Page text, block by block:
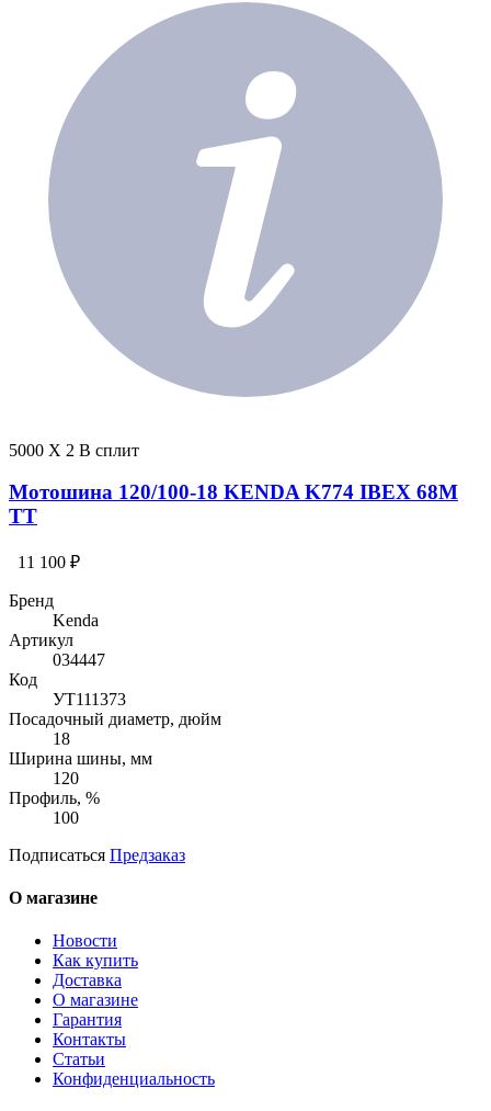
5000 X 2 В сплит
Мотошина 120/100-18 KENDA K774 IBEX 68M
TT
11 100 ₽
Бренд
Kenda
Артикул
034447
Код
УТ111373
Посадочный диаметр, дюйм
18
Ширина шины, мм
120
Профиль, %
100
Подписаться Предзаказ
О магазине
Новости
Как купить
Доставка
О магазине
Гарантия
Контакты
Статьи
Конфиденциальность